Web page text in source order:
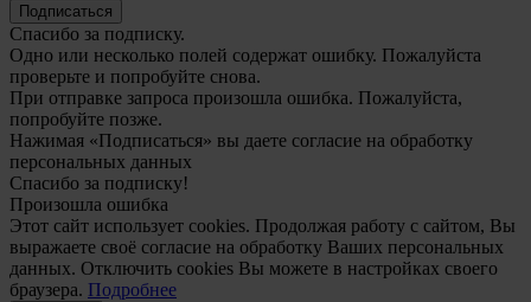
Подписаться
Спасибо за подписку.
Одно или несколько полей содержат ошибку. Пожалуйста
проверьте и попробуйте снова.
При отправке запроса произошла ошибка. Пожалуйста,
попробуйте позже.
Нажимая «Подписаться» вы даете согласие на обработку
персональных данных
Спасибо за подписку!
Произошла ошибка
Этот сайт использует cookies. Продолжая работу с сайтом, Вы
выражаете своё согласие на обработку Ваших персональных
данных. Отключить cookies Вы можете в настройках своего
браузера. Подробнее